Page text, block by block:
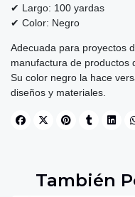
✔ Largo: 100 yardas
✔ Color: Negro
Adecuada para proyectos
manufactura de productos
Su color negro la hace
diseños y materiales.
También